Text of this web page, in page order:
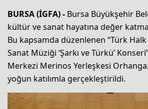
BURSA (İGFA) - Bursa Büyükşehir
kültür ve sanat hayatına değer
Bu kapsamda düzenlenen “Türk
Sanat Müziği ‘Şarkı ve Türkü’
Merkezi Merinos Yerleşkesi
yoğun katılımla gerçekleştirildi.